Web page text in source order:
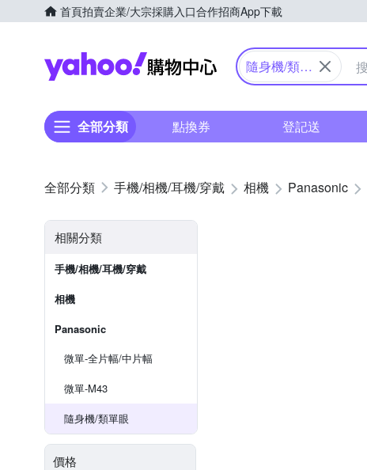
首頁拍賣企業/大宗採購入口合作招商App下載
Yahoo購物中心
隨身機/類單
全部分類 點換券 登記送
手機/相機/耳機/穿戴 相機 Panasonic
相關分類
手機/相機/耳機/穿戴
相機
Panasonic
微單-全片幅/中片幅
微單-M43
隨身機/類單眼
價格